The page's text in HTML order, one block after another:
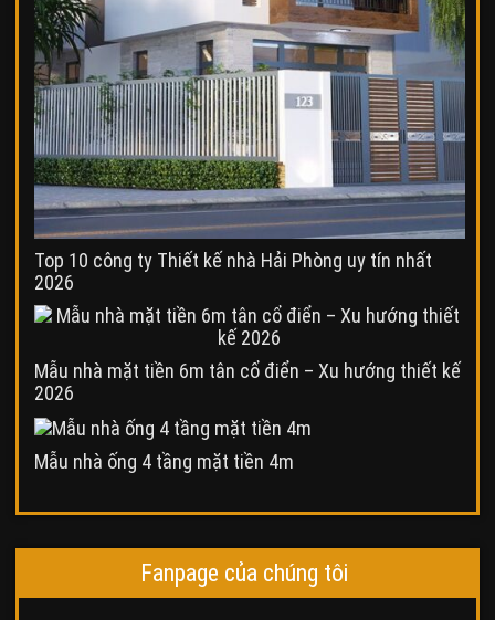
Top 10 công ty Thiết kế nhà Hải Phòng uy tín nhất
2026
Mẫu nhà mặt tiền 6m tân cổ điển – Xu hướng thiết kế
2026
Mẫu nhà ống 4 tầng mặt tiền 4m
Fanpage của chúng tôi